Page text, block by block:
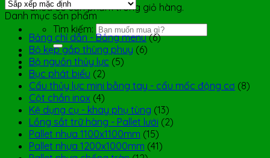
Chưa có sản phẩm trong giỏ hàng.
Tìm kiếm:
Danh mục sản phẩm
Bảng chỉ dẫn - Bảng menu (6)
Bộ kẹp gắp thùng phuy (6)
Bộ nguồn thủy lực (5)
Bục phát biểu (2)
Cẩu thủy lực mini bằng tay - cẩu mốc động cơ (8)
Cột chắn inox (4)
Kệ dụng cụ - khay phụ tùng (13)
Lồng sắt trữ hàng - Pallet lưới (2)
Pallet nhựa 1100x1100mm (15)
Pallet nhựa 1200x1000mm (41)